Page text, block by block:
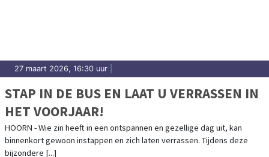
27 maart 2026, 16:30 uur
STAP IN DE BUS EN LAAT U VERRASSEN IN
HET VOORJAAR!
HOORN - Wie zin heeft in een ontspannen en gezellige dag uit, kan
binnenkort gewoon instappen en zich laten verrassen. Tijdens deze
bijzondere [...]